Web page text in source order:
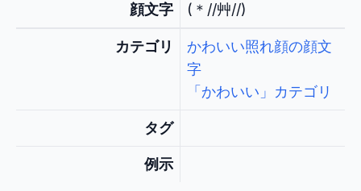
顔文字 (＊//艸//)
カテゴリ
かわいい照れ顔の顔文
字
「かわいい」カテゴリ
タグ
例示